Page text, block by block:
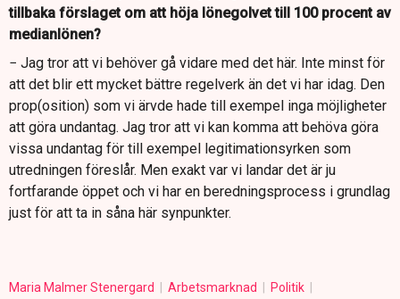
tillbaka förslaget om att höja lönegolvet till 100 procent av
medianlönen?
− Jag tror att vi behöver gå vidare med det här. Inte minst för
att det blir ett mycket bättre regelverk än det vi har idag. Den
prop(osition) som vi ärvde hade till exempel inga möjligheter
att göra undantag. Jag tror att vi kan komma att behöva göra
vissa undantag för till exempel legitimationsyrken som
utredningen föreslår. Men exakt var vi landar det är ju
fortfarande öppet och vi har en beredningsprocess i grundlag
just för att ta in såna här synpunkter.
Maria Malmer Stenergard Arbetsmarknad
Politik